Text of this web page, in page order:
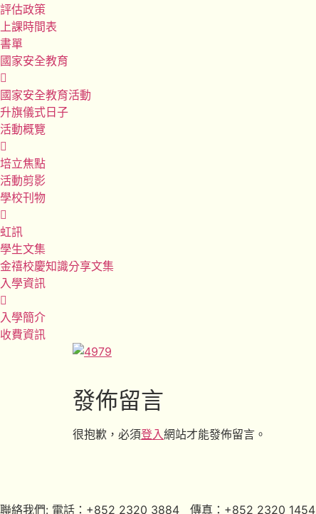
評估政策
上課時間表
書單
國家安全教育
國家安全教育活動
升旗儀式日子
活動概覽
培立焦點
活動剪影
學校刊物
虹訊
學生文集
金禧校慶知識分享文集
入學資訊
入學簡介
收費資訊
發佈留言
很抱歉，必須登入網站才能發佈留言。
聯絡我們: 電話：+852 2320 3884 傳真：+852 2320 1454